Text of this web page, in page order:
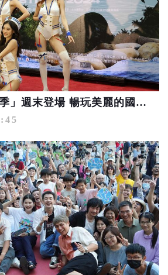
「雲西海洋音樂季」週末登場 暢玩美麗的國境之西